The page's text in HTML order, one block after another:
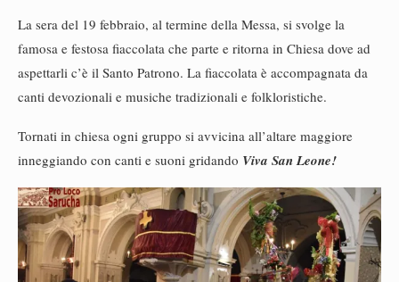
La sera del 19 febbraio, al termine della Messa, si svolge la
famosa e festosa fiaccolata che parte e ritorna in Chiesa dove ad
aspettarli c’è il Santo Patrono. La fiaccolata è accompagnata da
canti devozionali e musiche tradizionali e folkloristiche.
Tornati in chiesa ogni gruppo si avvicina all’altare maggiore
inneggiando con canti e suoni gridando Viva San Leone!